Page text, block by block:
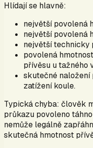
Hlídají se hlavně:
největší povolená
největší povolená
největší technicky
povolená
přívěsu u tažného
skutečné naložení
zatížení koule.
Typická chyba: člověk
průkazu povoleno
nemůže legálně
skutečná hmotnost